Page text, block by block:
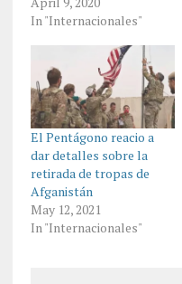
In "Internacionales"
El Pentágono reacio a
dar detalles sobre la
retirada de tropas de
Afganistán
May 12, 2021
In "Internacionales"